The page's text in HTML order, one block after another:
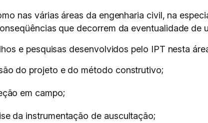
nas várias áreas da engenharia civil, na
que decorrem da eventualidade de
e pesquisas desenvolvidos pelo IPT nesta
do projeto e do método construtivo;
em campo;
da instrumentação de auscultação;